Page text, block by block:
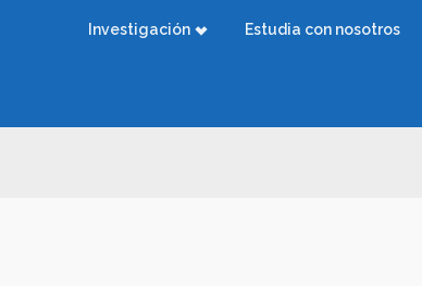
Investigación Estudia con nosotros